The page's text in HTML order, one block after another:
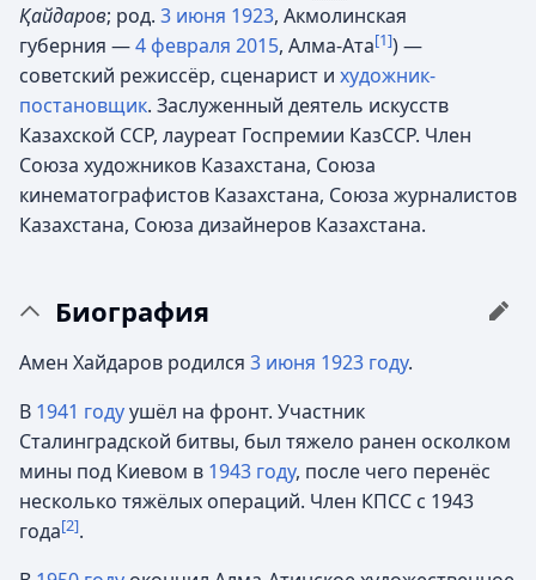
Қайдаров; род. 3 июня 1923, Акмолинская
губерния —4 февраля 2015, Алма-Ата[1]) —
советский режиссёр, сценарист и художник-
постановщик. Заслуженный деятель искусств
Казахской ССР, лауреат Госпремии КазССР. Член
Союза художников Казахстана, Союза
кинематографистов Казахстана, Союза журналистов
Казахстана, Союза дизайнеров Казахстана.
Биография
Амен Хайдаров родился 3 июня 1923 году.
В 1941 годуушёл на фронт. Участник
Сталинградской битвы, был тяжело ранен осколком
мины под Киевом в 1943 году, после чего перенёс
несколько тяжёлых операций. Член КПСС с 1943
года[2].